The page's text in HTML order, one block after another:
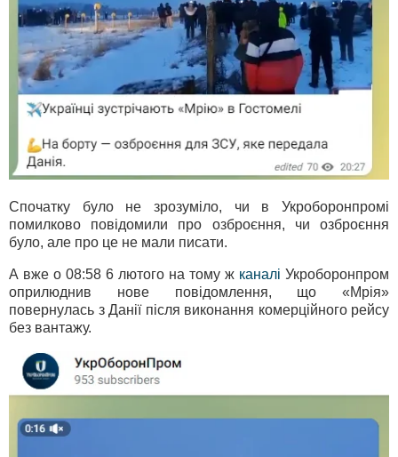
Спочатку було не зрозуміло, чи в Укроборонпромі
помилково повідомили про озброєння, чи озброєння
було, але про це не мали писати.
А вже о 08:58 6 лютого на тому ж каналі Укроборонпром
оприлюднив нове повідомлення, що «Мрія»
повернулась з Данії після виконання комерційного рейсу
без вантажу.